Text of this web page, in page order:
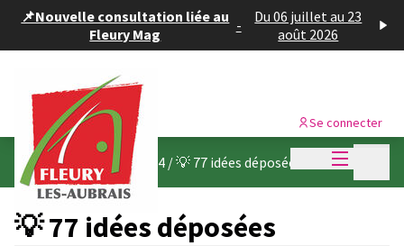
📌Nouvelle consultation liée au
Fleury Mag
-
Du 06 juillet au 23
août 2026
Menu
Se connecter
Budget participatif 2024 /💡 77 idées déposées
💡 77 idées déposées
Panneau de gestion des cookies